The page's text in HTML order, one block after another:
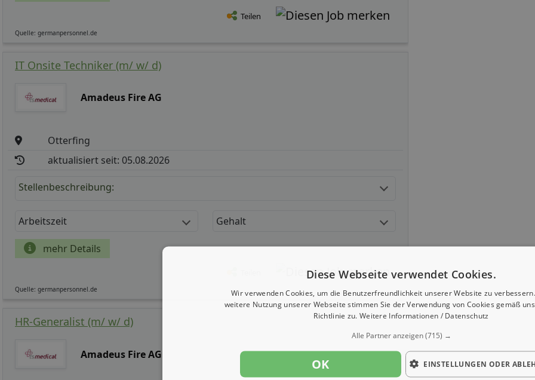
Teilen
Quelle: germanpersonnel.de
IT Onsite Techniker (m/ w/ d)
Amadeus Fire AG
Otterfing
aktualisiert seit: 05.08.2026
Stellenbeschreibung:
Arbeitszeit Gehalt
mehr Details
Quelle: germanpersonnel.de
HR-Generalist (m/ w/ d)
Amadeus Fire AG
Diese Webseite verwendet Cookies.
Wir verwenden Cookies, um die Benutzerfreundlichkeit unserer Website zu
weitere Nutzung unserer Webseite stimmen Sie der Verwendung von Cookies gemäß
Richtlinie zu. Weitere Informationen / Datenschutz
Alle Partner anzeigen(715) →
OK EINSTELLUNGEN ODER